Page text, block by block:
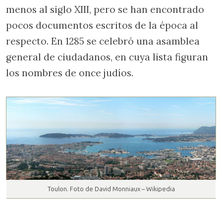
menos al siglo XIII, pero se han encontrado
pocos documentos escritos de la época al
respecto. En 1285 se celebró una asamblea
general de ciudadanos, en cuya lista figuran
los nombres de once judíos.
Toulon. Foto de David Monniaux – Wikipedia